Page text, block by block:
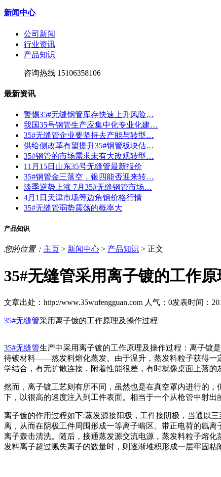
新闻中心
公司新闻
行业资讯
产品知识
咨询热线 15106358106
最新资讯
警惕35#无缝钢管库存快速上升风险…
我国35号钢管生产应集中化专业化建…
35#无缝管企业要坚持去产能与转型…
供给侧改革有望提升35#钢管板块估…
35#钢管的市场需求未有大改观转型…
11月15日山东35号无缝管最新报价
35#钢管金三落空，银四能否迎来转…
淡季逆势上涨 7月35#无缝钢管市场…
4月1日天津市场等边角钢价格行情
35#无缝管弱势震荡的概率大
产品知识
您的位置： 主页 > 新闻中心 > 产品知识 > 正文
35#无缝管采用离子镀的工作
文章出处：http://www.35wufengguan.com 人气： 0发表时间：
35#无缝管采用离子镀的工作原理及操作过程
35#无缝管生产中采用离子镀的工作原理及操作过程：离子镀
待镀材料——蒸发料熔化蒸发。由于温升，蒸发料粒子获得一
学结合，有无扩散连接，附着性能很差，有时就像桌面上落的
然而，离子镀工艺则有所不同，虽然也是在真空罩内进行的
下，以很高的速度注入到工件表面。相当于一个从枪管中射
离子镀的作用过程如下:蒸发源接阳极，工件接阴极，当通以
离，从而在阴极工件周围形成一等离子暗区。带正电荷的氩
离子轰击清洗。随后，接通蒸发源交流电源，蒸发料粒子熔
发料离子超过溅失离子的数量时，则逐渐堆积形成一层牢固